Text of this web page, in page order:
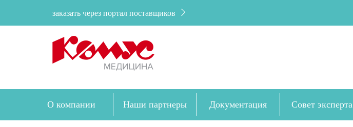
заказать через портал поставщиков
О компании Наши партнеры Документация Совет эксперта